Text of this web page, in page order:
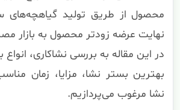
محصول از طریق تولید گیاهچه‌های
نهایت عرضه زودتر محصول به بازار
در این مقاله به بررسی نشاکاری،
بهترین بستر نشا، مزایا، زمان
نشا مرغوب می‌پردازیم.